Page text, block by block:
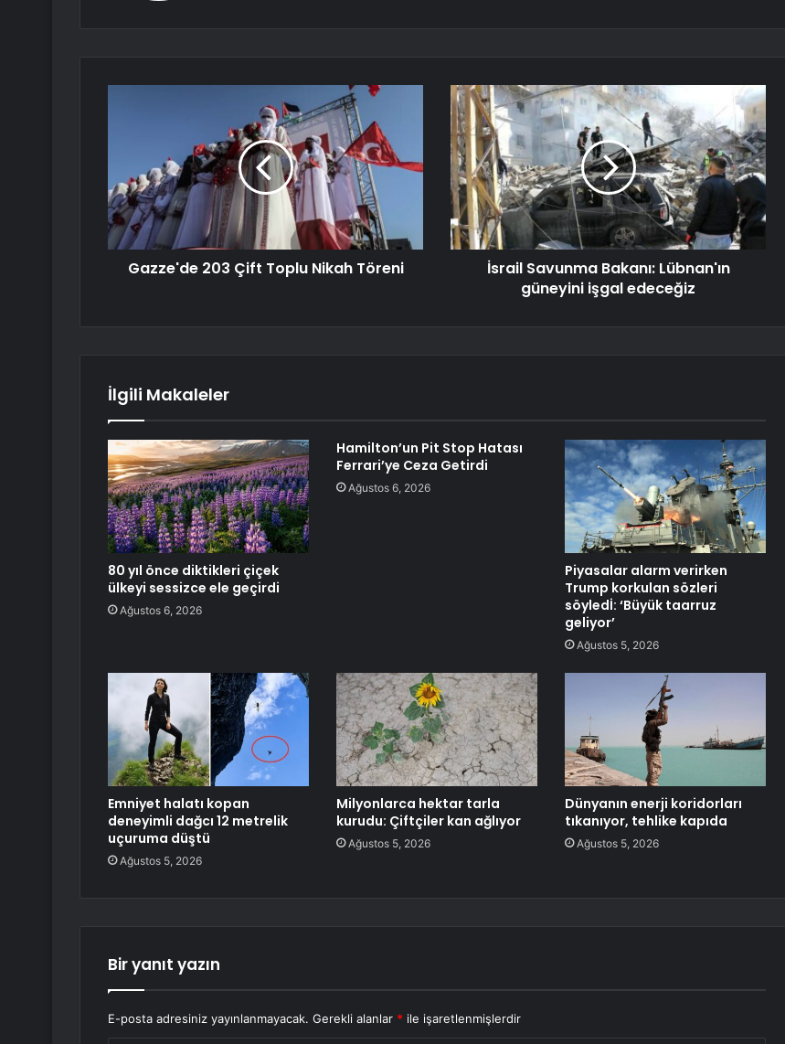
Gazze'de 203 Çift Toplu Nikah Töreni
İsrail Savunma Bakanı: Lübnan'ın
güneyini işgal edeceğiz
İlgili Makaleler
80 yıl önce diktikleri çiçek
ülkeyi sessizce ele geçirdi
Ağustos 6, 2026
Hamilton’un Pit Stop Hatası
Ferrari’ye Ceza Getirdi
Ağustos 6, 2026
Piyasalar alarm verirken
Trump korkulan sözleri
söyledİ: ‘Büyük taarruz
geliyor’
Ağustos 5, 2026
Emniyet halatı kopan
deneyimli dağcı 12 metrelik
uçuruma düştü
Ağustos 5, 2026
Milyonlarca hektar tarla
kurudu: Çiftçiler kan ağlıyor
Ağustos 5, 2026
Dünyanın enerji koridorları
tıkanıyor, tehlike kapıda
Ağustos 5, 2026
Bir yanıt yazın
E-posta adresiniz yayınlanmayacak. Gerekli alanlar * ile işaretlenmişlerdir